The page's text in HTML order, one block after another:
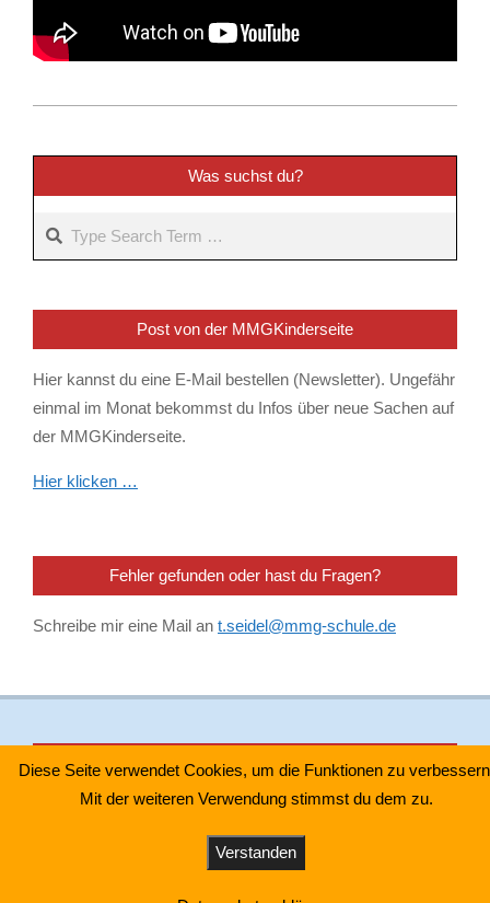
Was suchst du?
Search
Post von der MMGKinderseite
Hier kannst du eine E-Mail bestellen (Newsletter). Ungefähr
einmal im Monat bekommst du Infos über neue Sachen auf
der MMGKinderseite.
Hier klicken …
Fehler gefunden oder hast du Fragen?
Schreibe mir eine Mail an t.seidel@mmg-schule.de
Impressum–Datenschutzhinweis Youtube Videos–
Designed usingUnos Premium . Powered by
Diese Seite verwendet Cookies, um die Funktionen zu
Mit der weiteren Verwendung stimmst du dem zu.
Verstanden